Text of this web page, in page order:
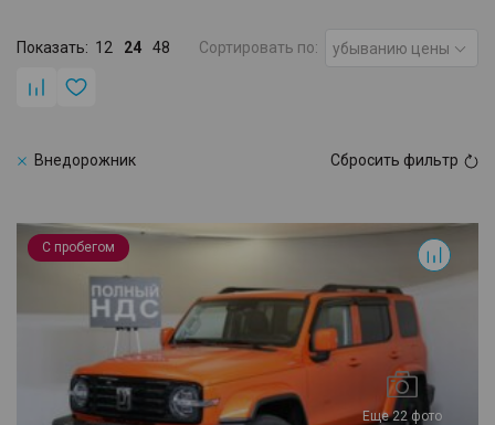
Показать: 12 24 48 Сортировать по: убыванию цены
Внедорожник Сбросить фильтр
С пробегом
Еще 22 фото
300